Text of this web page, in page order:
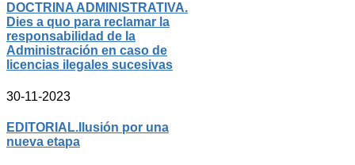
DOCTRINA ADMINISTRATIVA.
Dies a quo para reclamar la
responsabilidad de la
Administración en caso de
licencias ilegales sucesivas
30-11-2023
EDITORIAL.Ilusión por una
nueva etapa